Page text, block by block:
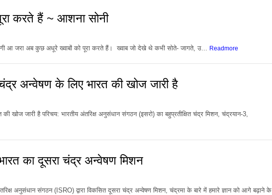
करते हैं ~ आशना सोनी
आ जरा अब कुछ अधूरे ख्वाबों को पूरा करते हैं। ख्वाब जो देखे थे कभी सोते- जागते, उ... Readmore
अन्वेषण के लिए भारत की खोज जारी है
खोज जारी है परिचय: भारतीय अंतरिक्ष अनुसंधान संगठन (इसरो) का बहुप्रतीक्षित चंद्र मिशन, चंद्रयान-3,
का दूसरा चंद्र अन्वेषण मिशन
अनुसंधान संगठन (ISRO) द्वारा विकसित दूसरा चंद्र अन्वेषण मिशन, चंद्रमा के बारे में हमारे ज्ञान को आगे बढ़ाने के